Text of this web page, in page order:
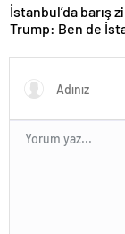
İstanbul’da barış
Trump: Ben de